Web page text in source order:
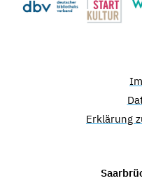
Erklärung